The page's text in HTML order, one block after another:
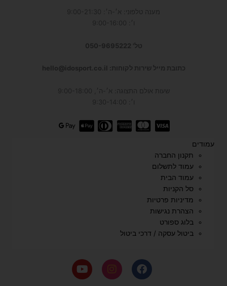
מענה טלפוני: א׳-ה׳: 9:00-21:30
ו׳: 9:00-16:00
טל' 050-9695222
כתובת מייל שירות לקוחות: hello@idosport.co.il
שעות אולם התצוגה: א׳-ה׳, 9:00-18:00
ו׳: 9:30-14:00
עמודים
תקנון החברה
עמוד לתשלום
עמוד הבית
סל הקניות
מדיניות פרטיות
הצהרת נגישות
בלוג ספורט
ביטול עסקה / דרכי ביטול
F
a
I
n
Y
o